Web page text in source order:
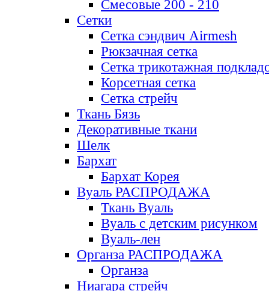
Смесовые 200 - 210
Сетки
Сетка сэндвич Airmesh
Рюкзачная сетка
Сетка трикотажная
Корсетная сетка
Сетка стрейч
Ткань Бязь
Декоративные ткани
Шелк
Бархат
Бархат Корея
Вуаль РАСПРОДАЖА
Ткань Вуаль
Вуаль с детским рисунком
Вуаль-лен
Органза РАСПРОДАЖА
Органза
Ниагара стрейч